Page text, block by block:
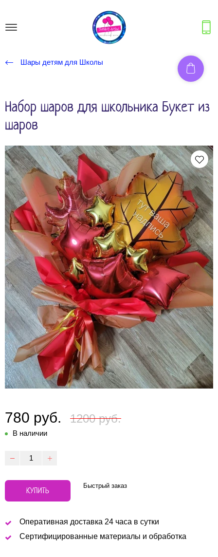
Шары детям для Школы
Набор шаров для школьника Букет из
шаров
780 руб. 1200 руб.
В наличии
КУПИТЬ Быстрый заказ
Оперативная доставка 24 часа в сутки
Сертифицированные материалы и обработка